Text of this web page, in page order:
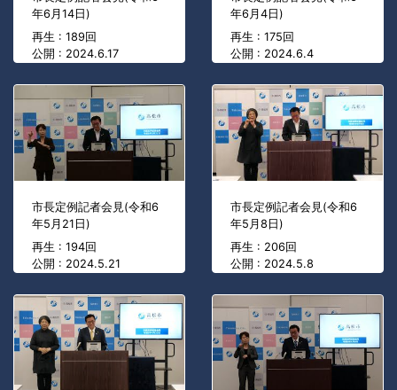
年6月14日)
再生 : 189回
公開 : 2024.6.17
年6月4日)
再生 : 175回
公開 : 2024.6.4
市長定例記者会見(令和6
年5月21日)
再生 : 194回
公開 : 2024.5.21
市長定例記者会見(令和6
年5月8日)
再生 : 206回
公開 : 2024.5.8